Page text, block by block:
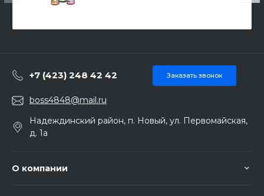
+7 (423) 248 42 42 Заказать звонок
boss4848@mail.ru
Надеждинский район, п. Новый, ул. Первомайская,
д. 1а
О компании